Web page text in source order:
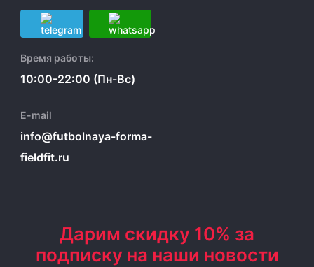
Время работы:
10:00-22:00 (Пн-Вс)
E-mail
info@futbolnaya-forma-
fieldfit.ru
Дарим скидку 10% за
подписку на наши новости